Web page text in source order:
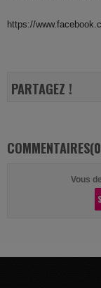
https://
PARTAGEZ !
Vous